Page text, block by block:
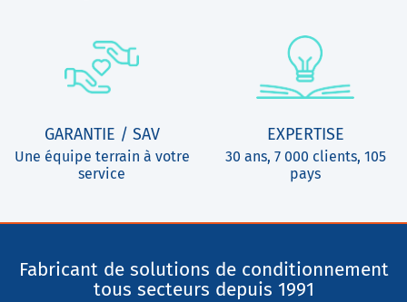
GARANTIE / SAV
Une équipe terrain à votre
service
EXPERTISE
30 ans, 7 000 clients, 105
pays
Fabricant de solutions de conditionnement
tous secteurs depuis 1991